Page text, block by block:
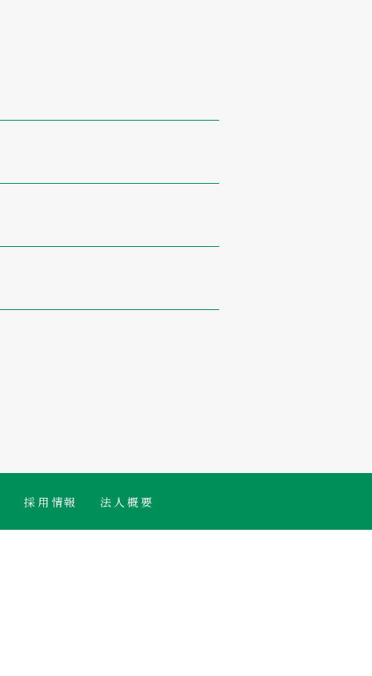
採用情報 法人概要